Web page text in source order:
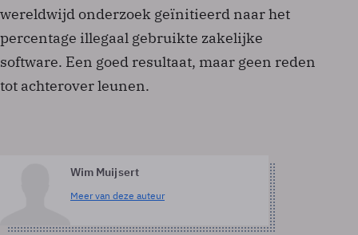
wereldwijd onderzoek geïnitieerd naar het
percentage illegaal gebruikte zakelijke
software. Een goed resultaat, maar geen reden
tot achterover leunen.
Wim Muijsert
Meer van deze auteur